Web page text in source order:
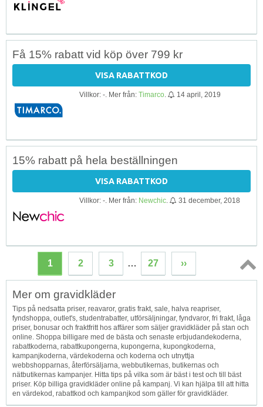
Få 15% rabatt vid köp över 799 kr
VISA RABATTKOD
Villkor: -. Mer från: Timarco 14 april, 2019
15% rabatt på hela beställningen
VISA RABATTKOD
Villkor: -. Mer från: Newchic 31 december, 2018
1 2 3 … 27 ››
Topp
Mer om gravidkläder
Tips på nedsatta priser, reavaror, gratis frakt, sale, halva reapriser,
fyndshoppa, outlet's, studentrabatter, utförsäljningar, fyndvaror, fri frakt, låga
priser, bonusar och fraktfritt hos affärer som säljer gravidkläder på stan och
online. Shoppa billigare med de bästa och senaste erbjudandekoderna,
rabattkoderna, rabattkupongerna, kupongerna, kupongkoderna,
kampanjkoderna, värdekoderna och koderna och utnyttja
webbshopparnas, återförsäljarna, webbutikernas, butikernas och
nätbutikernas kampanjer. Hitta tips på vilka som är bäst i test och till bäst
priser. Köp billiga gravidkläder online på kampanj. Vi kan hjälpa till att hitta
en värdekod, rabattkod och kampanjkod som gäller för gravidkläder.